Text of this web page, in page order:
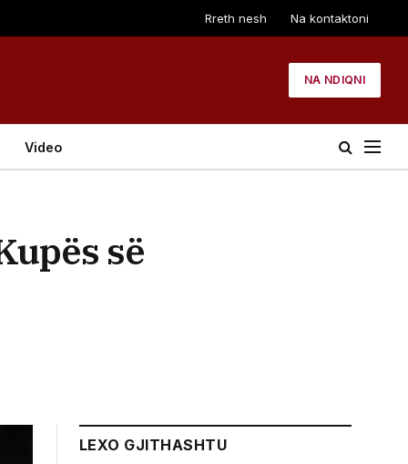
Rreth nesh Na kontaktoni
NA NDIQNI
Video
së
LEXO GJITHASHTU